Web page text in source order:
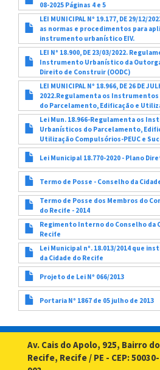
08-2025 Páginas 4 e 5
LEI MUNICIPAL Nº 19.177, DE 29/12/
as normas e procedimentos para
instrumento urbanístico EIV.
LEI Nº 18.900, DE 23/03/2022.
Instrumento Urbanístico da
Direito de Construir (OODC)
LEI MUNICIPAL Nº 18.966, DE 26 DE
2022.Regulamenta os
do Parcelamento, Edificação e
Lei Mun. 18.966-Regulamenta os
Urbanísticos do Parcelamento,
Utilização Compulsórios-PEUC e
Lei Municipal 18.770-2020 - Plano
Termo de Posse - Conselho da
Termo de Posse dos Membros do
do Recife - 2014
Regimento Interno do Conselho da
Recife
Lei Municipal nº. 18.013/2014 que
da Cidade do Recife
Projeto de Lei Nº 066/2013
Portaria Nº 1867 de 05 julho de 2013
Av. Cais do Apolo, 925, Bairro do
Recife, Recife / PE - CEP: 50030-